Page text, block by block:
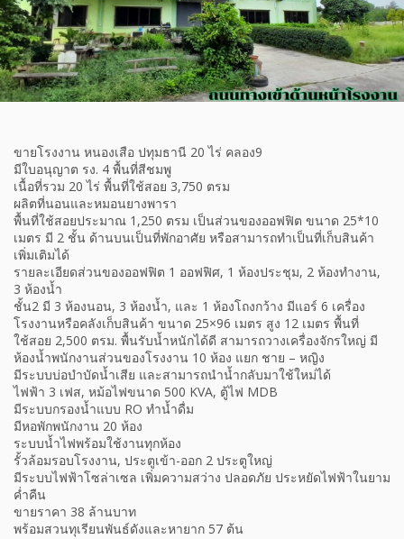
ขายโรงงาน หนองเสือ ปทุมธานี 20 ไร่ คลอง9
มีใบอนุญาต รง. 4 พื้นที่สีชมพู
เนื้อที่รวม 20 ไร่ พื้นที่ใช้สอย 3,750 ตรม
ผลิตที่นอนและหมอนยางพารา
พื้นที่ใช้สอยประมาณ 1,250 ตรม เป็นส่วนของออฟฟิต ขนาด 25*10
เมตร มี 2 ชั้น ด้านบนเป็นที่พักอาศัย หรือสามารถทำเป็นที่เก็บสินค้า
เพิ่มเติมได้
รายละเอียดส่วนของออฟฟิต 1 ออฟฟิศ, 1 ห้องประชุม, 2 ห้องทำงาน,
3 ห้องน้ำ
ชั้น2 มี 3 ห้องนอน, 3 ห้องน้ำ, และ 1 ห้องโถงกว้าง มีแอร์ 6 เครื่อง
โรงงานหรือคลังเก็บสินค้า ขนาด 25×96 เมตร สูง 12 เมตร พื้นที่
ใช้สอย 2,500 ตรม. พื้นรับน้ำหนักได้ดี สามารถวางเครื่องจักรใหญ่ มี
ห้องน้ำพนักงานส่วนของโรงงาน 10 ห้อง แยก ชาย – หญิง
มีระบบบ่อบำบัดน้ำเสีย และสามารถนำน้ำกลับมาใช้ใหม่ได้
ไฟฟ้า 3 เฟส, หม้อไฟขนาด 500 KVA, ตู้ไฟ MDB
มีระบบกรองน้ำแบบ RO ทำน้ำดื่ม
มีหอพักพนักงาน 20 ห้อง
ระบบน้ำไฟพร้อมใช้งานทุกห้อง
รั้วล้อมรอบโรงงาน, ประตูเข้า-ออก 2 ประตูใหญ่
มีระบบไฟฟ้าโซล่าเซล เพิ่มความสว่าง ปลอดภัย ประหยัดไฟฟ้าในยาม
ค่ำคืน
ขายราคา 38 ล้านบาท
พร้อมสวนทุเรียนพันธ์ดังและหายาก 57 ต้น